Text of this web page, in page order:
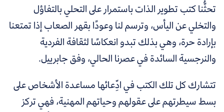
تحثُّنا كتب تطوير الذات باستمرار على التحلي بالتفاؤل
والتخلي عن اليأس، وترسم لنا وعودًا بقهر الصعاب إذا تمتعنا
بإرادة حرة، وهي بذلك تبدو انعكاسًا لثقافة الفردية
والنرجسية السائدة في عصرنا الحالي، وفق جابرييل.
تتشارك كل تلك الكتب في ادِّعائها مساعدة الأشخاص على
بسط سيطرتهم على عقولهم وحياتهم المهنية، فهيتركز